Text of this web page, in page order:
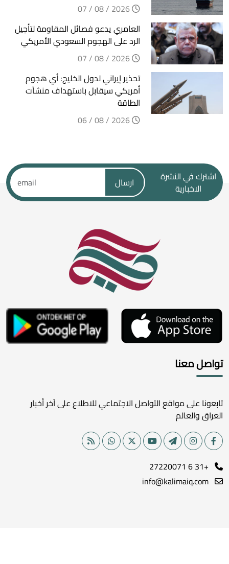
العامري يدعو فصائل المقاومة لتأجيل
الرد على الهجوم السعودي الأمريكي
تحذير إيراني لدول الخليج: أي هجوم
أمريكي سيقابل باستهداف منشآت
الطاقة
اشترك في النشرة
الاخبارية
ارسال
تواصل معنا
تابعونا على مواقع التواصل الاجتماعي للاطلاع على آخر أخبار
العراق والعالم
+31 6 27220071
info@kalimaiq.com